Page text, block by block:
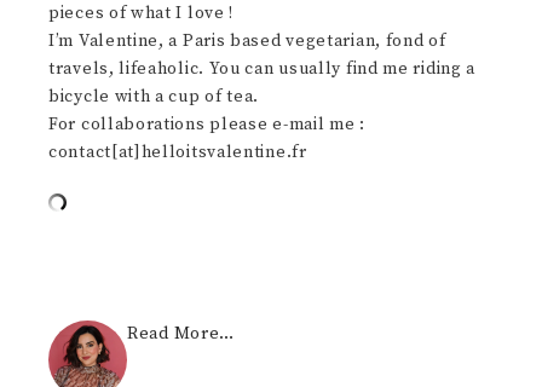
pieces of what I love !
I’m Valentine, a Paris based vegetarian, fond of
travels, lifeaholic. You can usually find me riding a
bicycle with a cup of tea.
For collaborations please e-mail me :
contact[at]helloitsvalentine.fr
Read More…